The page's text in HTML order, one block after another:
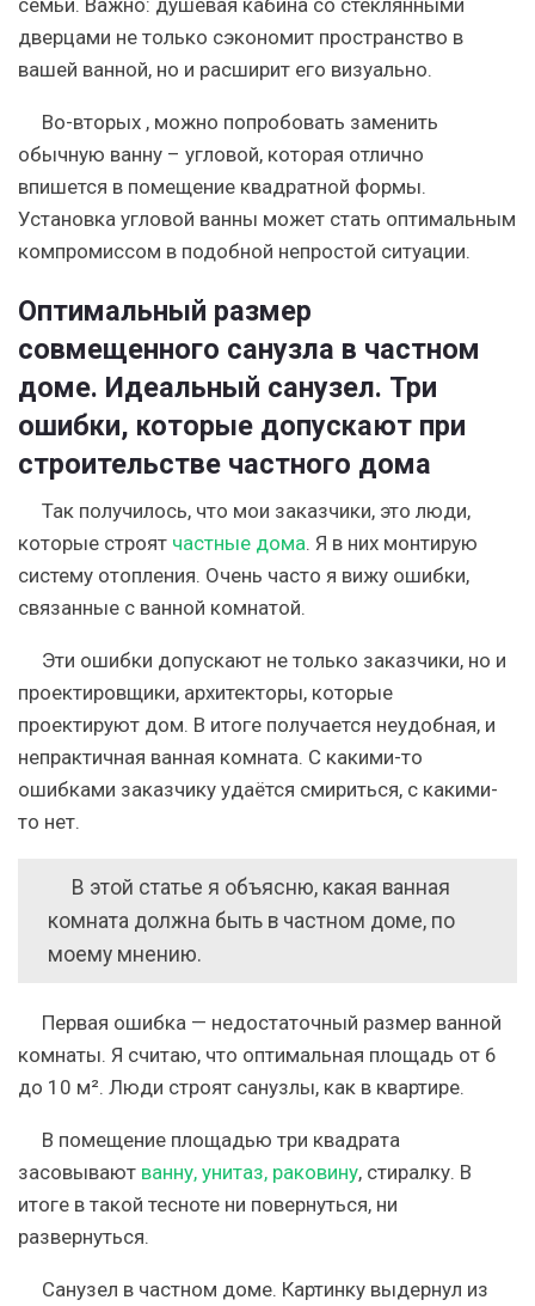
дверцами не только сэкономит пространство в
вашей ванной, но и расширит его визуально.
Во-вторых , можно попробовать заменить
обычную ванну – угловой, которая отлично
впишется в помещение квадратной формы.
Установка угловой ванны может стать оптимальным
компромиссом в подобной непростой ситуации.
Оптимальный размер
совмещенного санузла в частном
доме. Идеальный санузел. Три
ошибки, которые допускают при
строительстве частного дома
Так получилось, что мои заказчики, это люди,
которые строят частные дома. Я в них монтирую
систему отопления. Очень часто я вижу ошибки,
связанные с ванной комнатой.
Эти ошибки допускают не только заказчики, но и
проектировщики, архитекторы, которые
проектируют дом. В итоге получается неудобная, и
непрактичная ванная комната. С какими-то
ошибками заказчику удаётся смириться, с какими-
то нет.
В этой статье я объясню, какая ванная
комната должна быть в частном доме, по
моему мнению.
Первая ошибка — недостаточный размер ванной
комнаты. Я считаю, что оптимальная площадь от 6
до 10 м². Люди строят санузлы, как в квартире.
В помещение площадью три квадрата
засовывают ванну, унитаз, раковину, стиралку. В
итоге в такой тесноте ни повернуться, ни
развернуться.
Санузел в частном доме. Картинку выдернул из